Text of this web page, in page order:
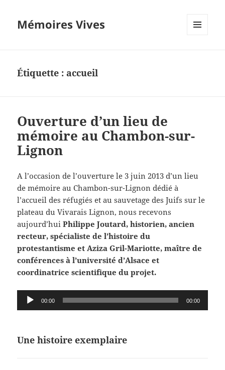
Mémoires Vives
Étiquette : accueil
Ouverture d’un lieu de
mémoire au Chambon-sur-
Lignon
A l’occasion de l’ouverture le 3 juin 2013 d’un lieu
de mémoire au Chambon-sur-Lignon dédié à
l’accueil des réfugiés et au sauvetage des Juifs sur le
plateau du Vivarais Lignon, nous recevons
aujourd’hui Philippe Joutard, historien, ancien
recteur, spécialiste de l’histoire du
protestantisme et Aziza Gril-Mariotte, maître de
conférences à l’université d’Alsace et
coordinatrice scientifique du projet.
Lecteur
audio
00:00 00:00
Une histoire exemplaire